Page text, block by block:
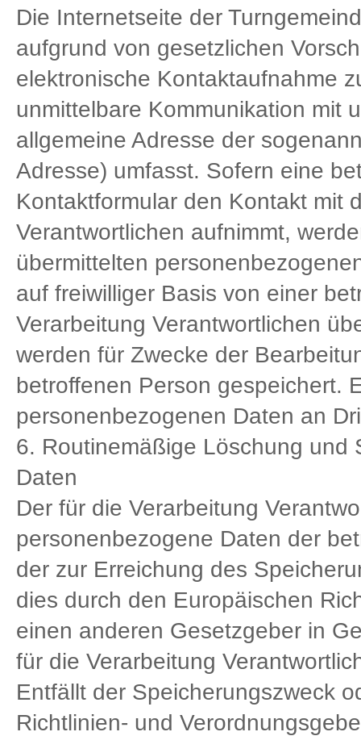
Die Internetseite der
aufgrund von gesetzlichen
elektronische Kontaktaufnahme
unmittelbare Kommunikation mit
allgemeine Adresse der
Adresse) umfasst. Sofern eine
Kontaktformular den Kontakt mit
Verantwortlichen aufnimmt,
übermittelten
auf freiwilliger Basis von einer
Verarbeitung Verantwortlichen
werden für Zwecke der
betroffenen Person gespeichert.
personenbezogenen Daten an
6. Routinemäßige Löschung und
Daten
Der für die Verarbeitung
personenbezogene Daten der
der zur Erreichung des
dies durch den Europäischen
einen anderen Gesetzgeber in
für die Verarbeitung
Entfällt der Speicherungszweck
Richtlinien- und